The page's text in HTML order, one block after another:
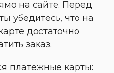
на сайте. Перед
убедитесь, что на
достаточно
заказ.
платежные карты: